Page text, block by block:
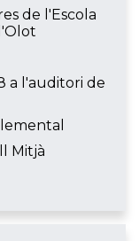
de l'Escola
a l'auditori de
Mitjà